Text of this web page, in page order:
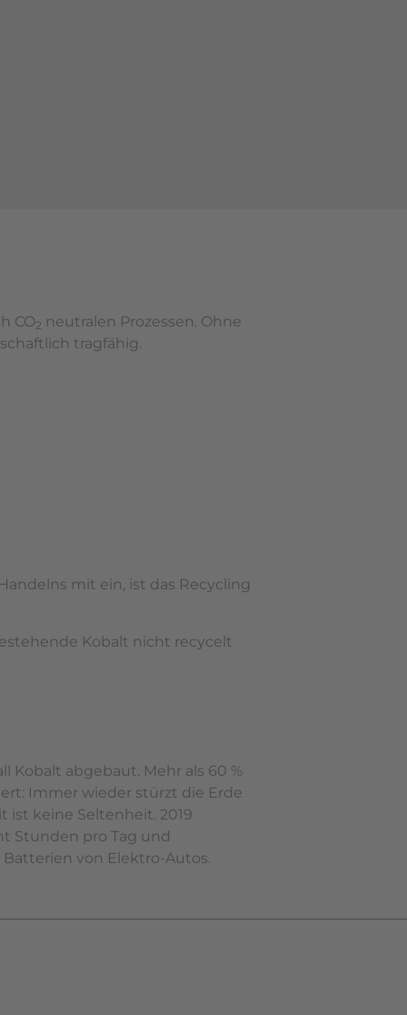
CO2 neutralen Prozessen. Ohne
tragfähig.
mit ein, ist das Recycling
Kobalt nicht recycelt
Kobalt abgebaut. Mehr als 60 %
Immer wieder stürzt die Erde
ist keine Seltenheit. 2019
Stunden pro Tag und
von Elektro-Autos.